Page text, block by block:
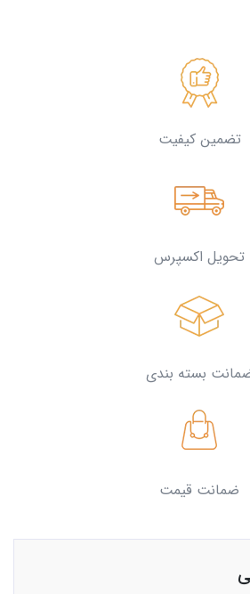
تضمین کیفیت
تحویل اکسپرس
بسته بندی
ضمانت قیمت